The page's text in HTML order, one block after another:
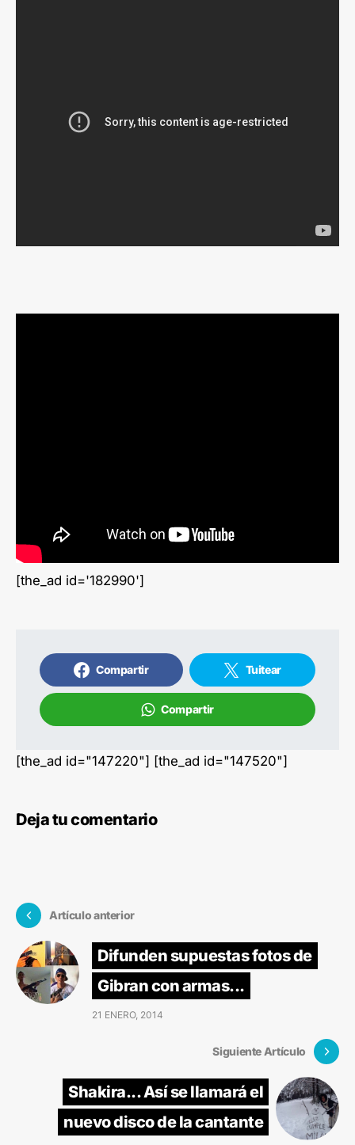
[the_ad id='182990']
Compartir Tuitear
Compartir
[the_ad id="147220"] [the_ad id="147520"]
Deja tu comentario
Artículo anterior
Difunden supuestas fotos de
Gibran con armas...
21 ENERO, 2014
Siguiente Artículo
Shakira... Así se llamará el
nuevo disco de la cantante